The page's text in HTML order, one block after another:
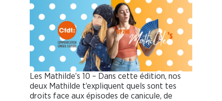
Les Mathilde’s 10 – Dans cette édition, nos
deux Mathilde t’expliquent quels sont tes
droits face aux épisodes de canicule, de